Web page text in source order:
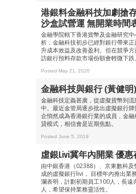
港銀料金融科技加劇搶
沙盒試營運 無開業時間
金融學院轄下香港貨幣及金融研究
析，金融科技初步已經對銀行帶來
升成本效益及改善盈利。但在競爭
訪銀行預料存款市場份額會輕微下跌。
Posted May 21, 2020
金融科技與銀行 (黃健明)
金融科技定義甚廣，從虛擬貨幣到
中。最近金管局逐步批出虛擬銀行
企悄然成為香港銀行業的成員，金
貸模式，相信會是近期焦點。
Posted June 5, 2019
虛銀livi冀年內開業 優惠
由中銀香港（02388）、京東數科及
成的虛擬銀行livi， 目標年內推出業
瀾表明，計劃初期員工100人，長遠
人，希望保持業務靈活性。
成為 EJ Tech 會員
最新資訊（附創業懶人
箱！